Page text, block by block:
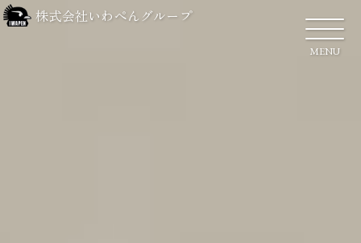
株式会社いわぺんグループ